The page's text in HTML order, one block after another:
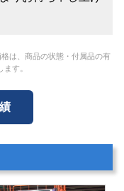
は、商品の状態・付属品の有
す。